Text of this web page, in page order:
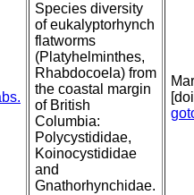
Species diversity
of eukalyptorhynch
flatworms
(Platyhelminthes,
Rhabdocoela) from
the coastal margin
of British
Columbia:
Polycystididae,
Koinocystididae
and
Gnathorhynchidae.